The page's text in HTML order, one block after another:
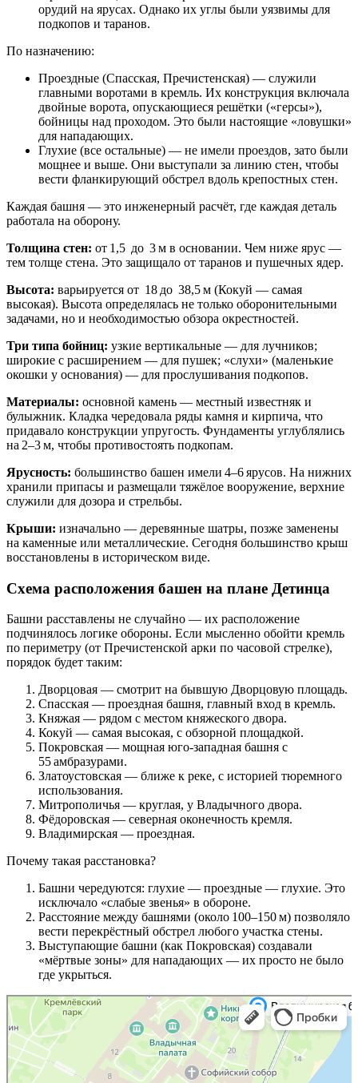
орудий на ярусах. Однако их углы были уязвимы для
подкопов и таранов.
По назначению:
Проездные (Спасская, Пречистенская) — служили
главными воротами в кремль. Их конструкция включала
двойные ворота, опускающиеся решётки («герсы»),
бойницы над проходом. Это были настоящие «ловушки»
для нападающих.
Глухие (все остальные) — не имели проездов, зато были
мощнее и выше. Они выступали за линию стен, чтобы
вести фланкирующий обстрел вдоль крепостных стен.
Каждая башня — это инженерный расчёт, где каждая деталь
работала на оборону.
Толщина стен: от 1,5 до 3 м в основании. Чем ниже ярус —
тем толще стена. Это защищало от таранов и пушечных ядер.
Высота: варьируется от 18 до 38,5 м (Кокуй — самая
высокая). Высота определялась не только оборонительными
задачами, но и необходимостью обзора окрестностей.
Три типа бойниц: узкие вертикальные — для лучников;
широкие с расширением — для пушек; «слухи» (маленькие
окошки у основания) — для прослушивания подкопов.
Материалы: основной камень — местный известняк и
булыжник. Кладка чередовала ряды камня и кирпича, что
придавало конструкции упругость. Фундаменты углублялись
на 2–3 м, чтобы противостоять подкопам.
Ярусность: большинство башен имели 4–6 ярусов. На нижних
хранили припасы и размещали тяжёлое вооружение, верхние
служили для дозора и стрельбы.
Крыши: изначально — деревянные шатры, позже заменены
на каменные или металлические. Сегодня большинство крыш
восстановлены в историческом виде.
Схема расположения башен на плане Детинца
Башни расставлены не случайно — их расположение
подчинялось логике обороны. Если мысленно обойти кремль
по периметру (от Пречистенской арки по часовой стрелке),
порядок будет таким:
Дворцовая — смотрит на бывшую Дворцовую площадь.
Спасская — проездная башня, главный вход в кремль.
Княжая — рядом с местом княжеского двора.
Кокуй — самая высокая, с обзорной площадкой.
Покровская — мощная юго‑западная башня с
55 амбразурами.
Златоустовская — ближе к реке, с историей тюремного
использования.
Митрополичья — круглая, у Владычного двора.
Фёдоровская — северная оконечность кремля.
Владимирская — проездная.
Почему такая расстановка?
Башни чередуются: глухие — проездные — глухие. Это
исключало «слабые звенья» в обороне.
Расстояние между башнями (около 100–150 м) позволяло
вести перекрёстный обстрел любого участка стены.
Выступающие башни (как Покровская) создавали
«мёртвые зоны» для нападающих — их просто не было
где укрыться.
Великий Новгород
Карта Великого Новгорода с улицами и номерами домов — Яндекс Карты